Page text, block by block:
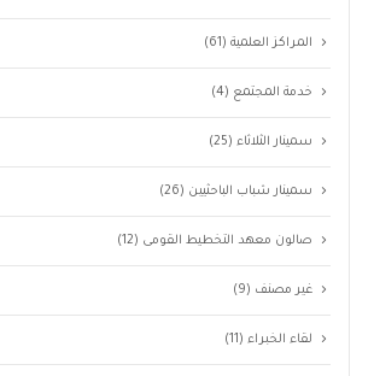
المراكز العلمية(61)
خدمة المجتمع (4)
سمينار الثلاثاء(25)
سمينار شباب الباحثيين (26)
صالون معهد التخطيط القومى (12)
غير مصنف (9)
لقاء الخبراء(11)